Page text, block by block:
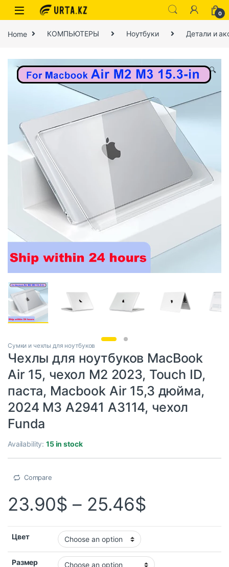
0
Home КОМПЬЮТЕРЫ Ноутбуки Детали и
🔍
Сумки и чехлы для ноутбуков
Чехлы для ноутбуков MacBook
Air 15, чехол M2 2023, Touch ID,
паста, Macbook Air 15,3 дюйма,
2024 M3 A2941 A3114, чехол
Funda
Availability:15 in stock
Compare
23.90$ – 25.46$
Цвет
Размер